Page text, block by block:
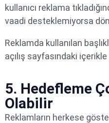
kullanıcı reklama
vaadi desteklemiyorsa
Reklamda kullanılan
açılış sayfasındaki içerikle
5. Hedefleme
Olabilir
Reklamların herkese